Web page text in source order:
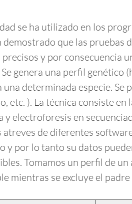
se ha utilizado en los
que las pruebas
y por consecuencia
Se genera una perfil genético
determinada especie. Se
etc. ). La técnica consiste
electroforesis en
de diferentes
y por lo tanto su datos
Tomamos un perfil de
mientras se excluye el padre